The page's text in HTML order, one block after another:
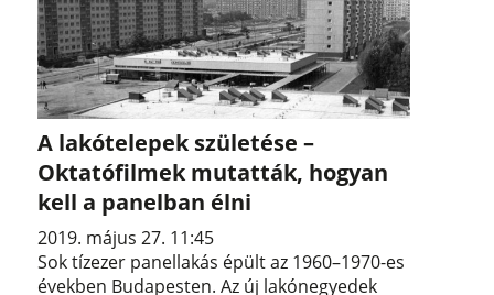
A lakótelepek születése –
Oktatófilmek mutatták, hogyan
kell a panelban élni
2019. május 27. 11:45
Sok tízezer panellakás épült az 1960–1970-es
években Budapesten. Az új lakónegyedek